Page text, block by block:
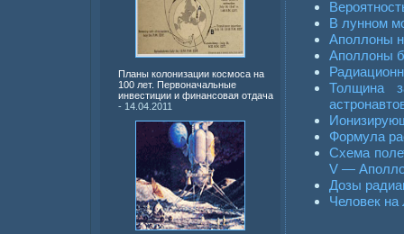
Планы колонизации космоса на
100 лет. Первоначальные
инвестиции и финансовая отдача
- 14.04.2011
В лунном
Аполлоны
Аполлоны
Толщина
Формула
Схема
V —
Дозы
Человек